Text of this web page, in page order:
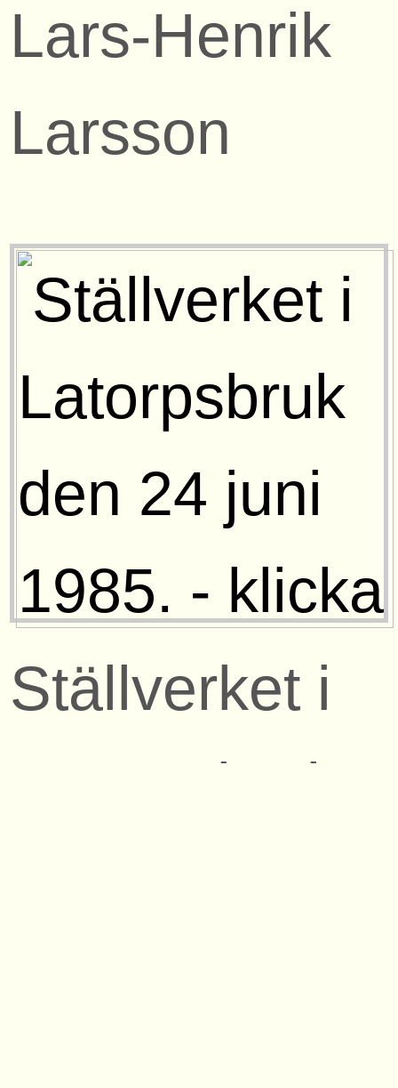
Lars-Henrik
Larsson
Ställverket i
Latorpsbruk